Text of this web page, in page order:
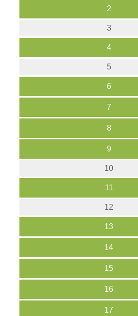
2
3
4
5
6
7
8
9
10
11
12
13
14
15
16
17